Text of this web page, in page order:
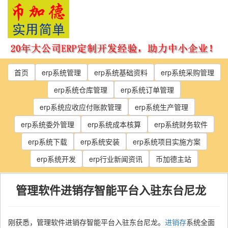
Skip
content
首页 erp系统管理 erp系统基础资料
erp系统采购管理
erp系统仓库管理
erp系统订单管理
erp系统应收应付账款管理
erp系统生产管理
erp系统委外管理
erp系统成本核算
erp系统财务软件
erp系统下载
erp系统安装
erp系统项目实施方案
erp系统开发
erp行业新闻资讯 币加德主站
管理软件进销存智能平台入驻东台尼龙
刚获悉，管理软件进销存智能平台入驻东台尼龙。 进销存系统全面